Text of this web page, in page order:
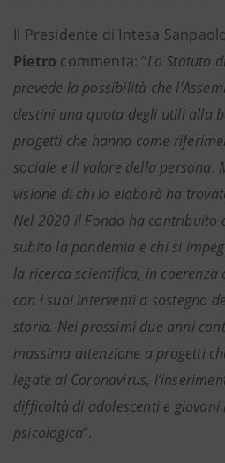
Il Presidente di Intesa
Pietro commenta: “Lo Statuto
prevede la possibilità che
destini una quota degli utili alla
progetti che hanno come
sociale e il valore della persona.
visione di chi lo elaborò ha
Nel 2020 il Fondo ha contribuito
subito la pandemia e chi si
la ricerca scientifica, in coerenza
con i suoi interventi a sostegno
storia. Nei prossimi due anni
massima attenzione a progetti
legate al Coronavirus,
difficoltà di adolescenti e
psicologica”.